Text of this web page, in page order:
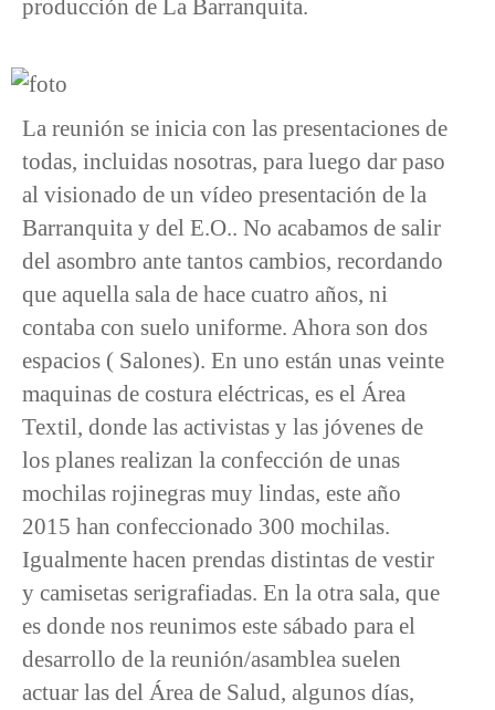
producción de La Barranquita.
La reunión se inicia con las presentaciones de
todas, incluidas nosotras, para luego dar paso
al visionado de un vídeo presentación de la
Barranquita y del E.O.. No acabamos de salir
del asombro ante tantos cambios, recordando
que aquella sala de hace cuatro años, ni
contaba con suelo uniforme. Ahora son dos
espacios ( Salones). En uno están unas veinte
maquinas de costura eléctricas, es el Área
Textil, donde las activistas y las jóvenes de
los planes realizan la confección de unas
mochilas rojinegras muy lindas, este año
2015 han confeccionado 300 mochilas.
Igualmente hacen prendas distintas de vestir
y camisetas serigrafiadas. En la otra sala, que
es donde nos reunimos este sábado para el
desarrollo de la reunión/asamblea suelen
actuar las del Área de Salud, algunos días,